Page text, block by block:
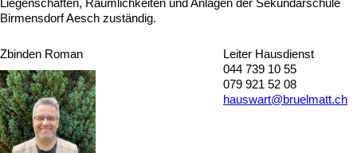
Liegenschaften, Räumlichkeiten und Anlagen der Sekundarschule
Birmensdorf Aesch zuständig.
Zbinden Roman
Leiter Hausdienst
044 739 10 55
079 921 52 08
hauswart@bruelmatt.ch